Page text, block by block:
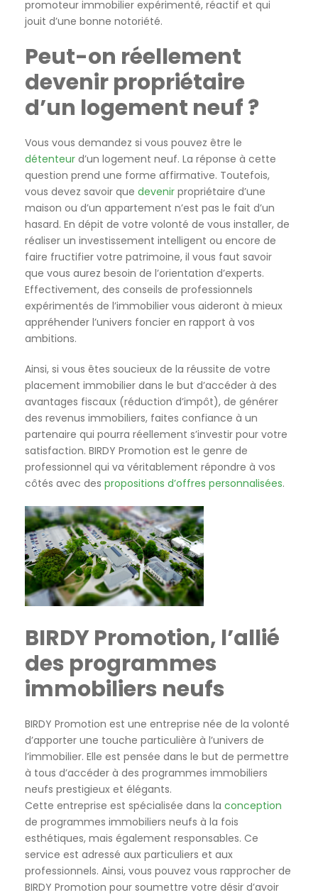
promoteur immobilier expérimenté, réactif et qui
jouit d’une bonne notoriété.
Peut-on réellement
devenir propriétaire
d’un logement neuf ?
Vous vous demandez si vous pouvez être le
détenteur d’un logement neuf. La réponse à cette
question prend une forme affirmative. Toutefois,
vous devez savoir que devenir propriétaire d’une
maison ou d’un appartement n’est pas le fait d’un
hasard. En dépit de votre volonté de vous installer, de
réaliser un investissement intelligent ou encore de
faire fructifier votre patrimoine, il vous faut savoir
que vous aurez besoin de l’orientation d’experts.
Effectivement, des conseils de professionnels
expérimentés de l’immobilier vous aideront à mieux
appréhender l’univers foncier en rapport à vos
ambitions.
Ainsi, si vous êtes soucieux de la réussite de votre
placement immobilier dans le but d’accéder à des
avantages fiscaux (réduction d’impôt), de générer
des revenus immobiliers, faites confiance à un
partenaire qui pourra réellement s’investir pour votre
satisfaction. BIRDY Promotion est le genre de
professionnel qui va véritablement répondre à vos
côtés avec des propositions d’offres personnalisées.
BIRDY Promotion, l’allié
des programmes
immobiliers neufs
BIRDY Promotion est une entreprise née de la volonté
d’apporter une touche particulière à l’univers de
l’immobilier. Elle est pensée dans le but de permettre
à tous d’accéder à des programmes immobiliers
neufs prestigieux et élégants.
Cette entreprise est spécialisée dans la conception
de programmes immobiliers neufs à la fois
esthétiques, mais également responsables. Ce
service est adressé aux particuliers et aux
professionnels. Ainsi, vous pouvez vous rapprocher de
BIRDY Promotion pour soumettre votre désir d’avoir